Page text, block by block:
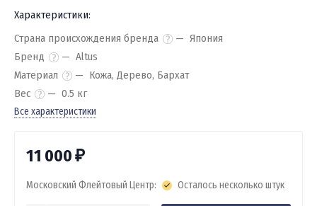
Характеристики:
Страна происхождения бренда
Япония
Бренд
Altus
Материал
Кожа, Дерево, Бархат
Вес
0.5 кг
Все характеристики
11 000₽
Московский Флейтовый Центр: Осталось несколько штук